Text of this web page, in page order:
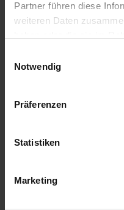
Partner führen diese
weiteren Daten
Cookies, wenn Sie
Notwendig
Präferenzen
Statistiken
Marketing
Processo de
carrinho de